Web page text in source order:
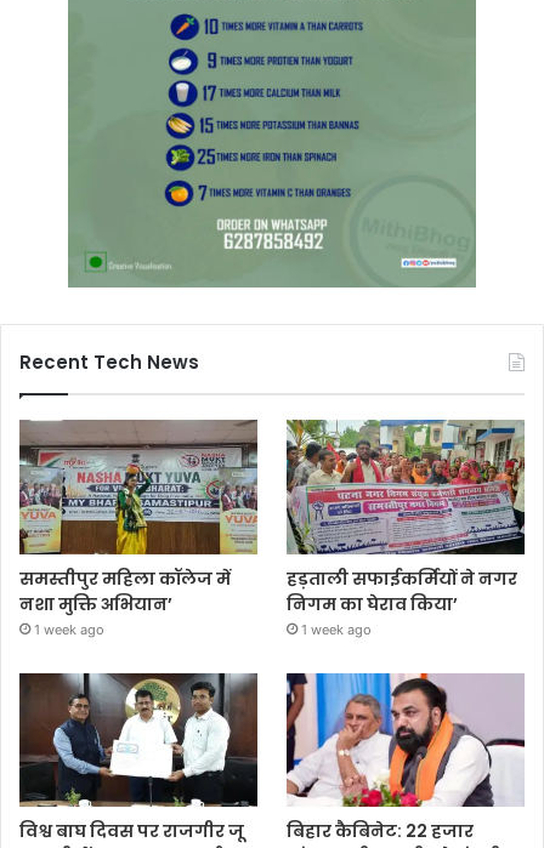
Recent Tech News
समस्तीपुर महिला कॉलेज में
नशा मुक्ति अभियान’
1 week ago
हड़ताली सफाईकर्मियों ने नगर
निगम का घेराव किया’
1 week ago
विश्व बाघ दिवस पर राजगीर जू
बिहार कैबिनेट: 22 हजार